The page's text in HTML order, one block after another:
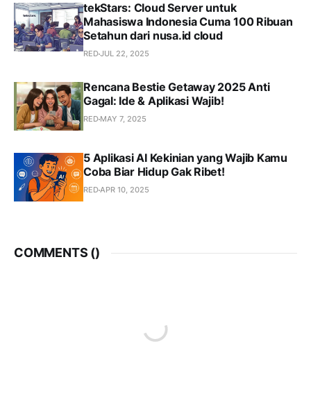
tekStars: Cloud Server untuk
Mahasiswa Indonesia Cuma 100 Ribuan
Setahun dari nusa.id cloud
REDJUL 22, 2025
Rencana Bestie Getaway 2025 Anti
Gagal: Ide & Aplikasi Wajib!
RED MAY 7, 2025
5 Aplikasi AI Kekinian yang Wajib Kamu
Coba Biar Hidup Gak Ribet!
REDAPR 10, 2025
COMMENTS ()